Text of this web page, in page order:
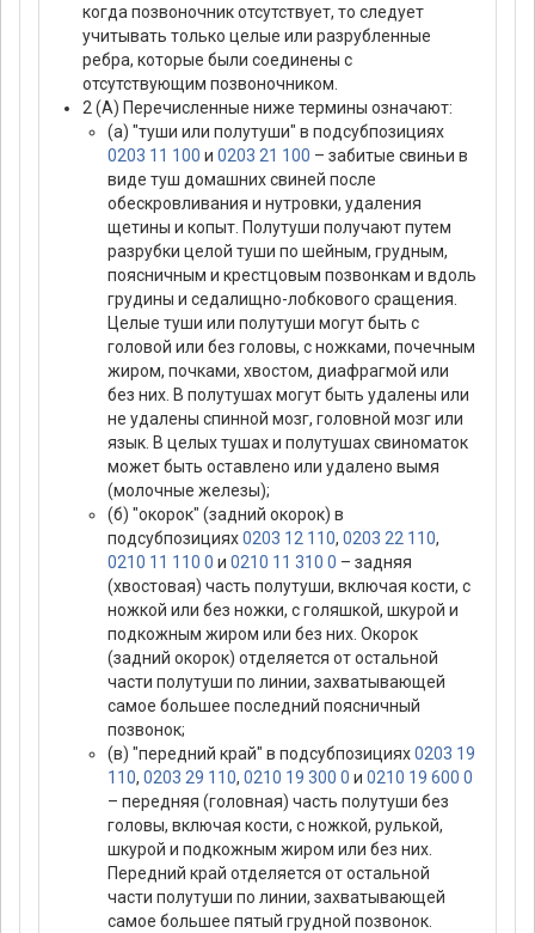
когда позвоночник отсутствует, то следует
учитывать только целые или разрубленные
ребра, которые были соединены с
отсутствующим позвоночником.
2 (А) Перечисленные ниже термины означают:
(а) "туши или полутуши" в подсубпозициях
0203 11 100 и 0203 21 100 – забитые свиньи в
виде туш домашних свиней после
обескровливания и нутровки, удаления
щетины и копыт. Полутуши получают путем
разрубки целой туши по шейным, грудным,
поясничным и крестцовым позвонкам и вдоль
грудины и седалищно-лобкового сращения.
Целые туши или полутуши могут быть с
головой или без головы, с ножками, почечным
жиром, почками, хвостом, диафрагмой или
без них. В полутушах могут быть удалены или
не удалены спинной мозг, головной мозг или
язык. В целых тушах и полутушах свиноматок
может быть оставлено или удалено вымя
(молочные железы);
(б) "окорок" (задний окорок) в
подсубпозициях0203 12 110, 0203 22 110,
0210 11 110 0 и 0210 11 310 0 – задняя
(хвостовая) часть полутуши, включая кости, с
ножкой или без ножки, с голяшкой, шкурой и
подкожным жиром или без них. Окорок
(задний окорок) отделяется от остальной
части полутуши по линии, захватывающей
самое большее последний поясничный
позвонок;
(в) "передний край" в подсубпозициях0203 19
110, 0203 29 110, 0210 19 300 0 и 0210 19 600 0
– передняя (головная) часть полутуши без
головы, включая кости, с ножкой, рулькой,
шкурой и подкожным жиром или без них.
Передний край отделяется от остальной
части полутуши по линии, захватывающей
самое большее пятый грудной позвонок.